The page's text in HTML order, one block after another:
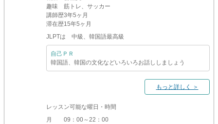
趣味
筋トレ、サッカー
講師歴3年5ヶ月
滞在歴15年5ヶ月
JLPTは 中級、韓国語最高級
自己ＰＲ
韓国語、韓国の文化などいろいろお話ししましょう
もっと詳しく ＞
レッスン可能な曜日・時間
月
09：00～22：00